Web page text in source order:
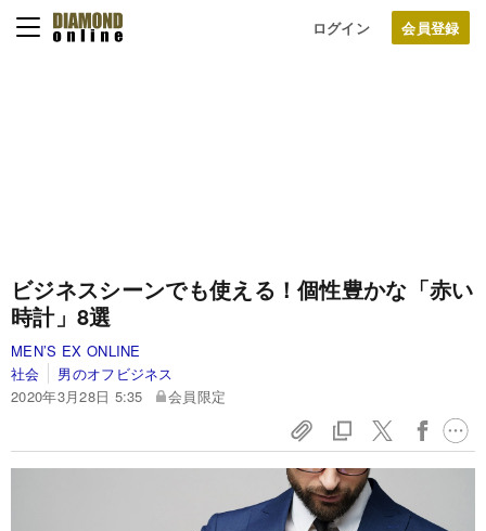
ログイン
ビジネスシーンでも使える！個性豊かな「赤い
時計」8選
MEN’S EX ONLINE
社会
男のオフビジネス
2020年3月28日 5:35
会員限定